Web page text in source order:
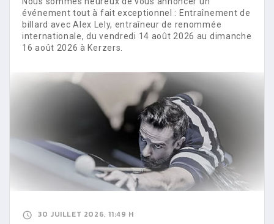
événement tout à fait exceptionnel : Entraînement de
billard avec Alex Lely, entraîneur de renommée
internationale, du vendredi 14 août 2026 au dimanche
16 août 2026 à Kerzers.
30 JUILLET 2026, 11:49 H